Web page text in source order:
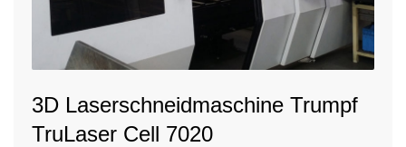
3D Laserschneidmaschine Trumpf
TruLaser Cell 7020